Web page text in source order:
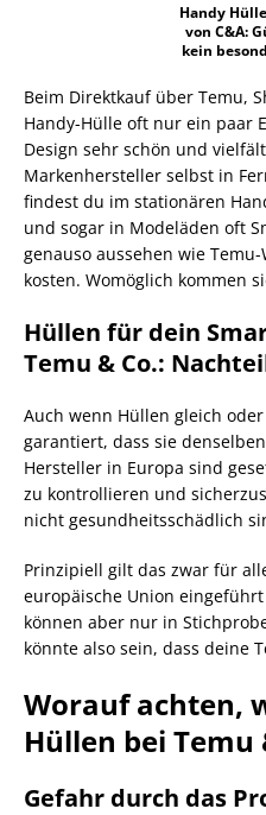
Handy
von C&A:
kein
Beim Direktkauf über Temu,
Handy-Hülle oft nur ein paar
Design sehr schön und
Markenhersteller selbst in
findest du im stationären
und sogar in Modeläden oft
genauso aussehen wie
kosten. Womöglich kommen
Hüllen für dein
Temu & Co.:
Auch wenn Hüllen gleich
garantiert, dass sie
Hersteller in Europa sind
zu kontrollieren und
nicht gesundheitsschädlich
Prinzipiell gilt das zwar für
europäische Union
können aber nur in
könnte also sein, dass deine
Worauf achten,
Hüllen bei Temu
Gefahr durch das